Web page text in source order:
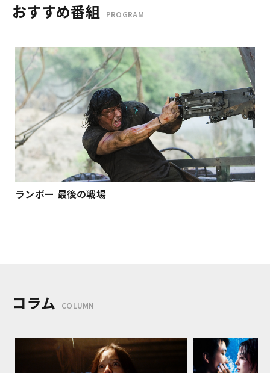
おすすめ番組 PROGRAM
ランボー 最後の戦場
コラム COLUMN